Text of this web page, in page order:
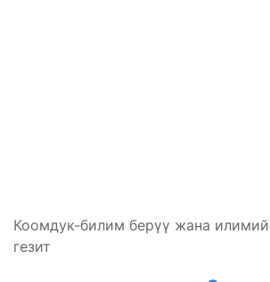
Коомдук-билим берүү жана
гезит